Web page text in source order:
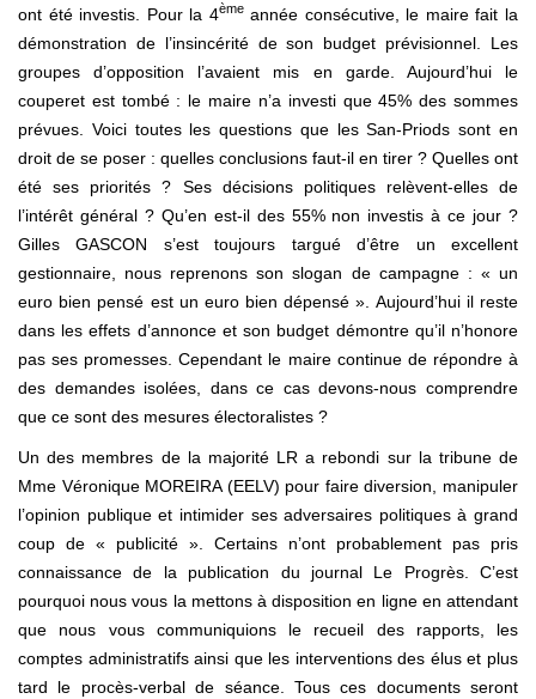
ont été investis. Pour la 4èmeannée consécutive, le maire fait la
démonstration de l’insincérité de son budget prévisionnel. Les
groupes d’opposition l’avaient mis en garde. Aujourd’hui le
couperet est tombé : le maire n’a investi que 45% des sommes
prévues. Voici toutes les questions que les San-Priods sont en
droit de se poser : quelles conclusions faut-il en tirer ? Quelles ont
été ses priorités ? Ses décisions politiques relèvent-elles de
l’intérêt général ? Qu’en est-il des 55% non investis à ce jour ?
Gilles GASCON s’est toujours targué d’être un excellent
gestionnaire, nous reprenons son slogan de campagne : « un
euro bien pensé est un euro bien dépensé ». Aujourd’hui il reste
dans les effets d’annonce et son budget démontre qu’il n’honore
pas ses promesses. Cependant le maire continue de répondre à
des demandes isolées, dans ce cas devons-nous comprendre
que ce sont des mesures électoralistes ?
Un des membres de la majorité LR a rebondi sur la tribune de
Mme Véronique MOREIRA (EELV) pour faire diversion, manipuler
l’opinion publique et intimider ses adversaires politiques à grand
coup de « publicité ». Certains n’ont probablement pas pris
connaissance de la publication du journal Le Progrès. C’est
pourquoi nous vous la mettons à disposition en ligne en attendant
que nous vous communiquions le recueil des rapports, les
comptes administratifs ainsi que les interventions des élus et plus
tard le procès-verbal de séance. Tous ces documents seront